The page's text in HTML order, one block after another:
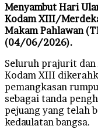
Menyambut Hari
Kodam XIII/
Makam Pahlawan
(04/06/2026).
Seluruh prajurit
Kodam XIII
pemangkasan
sebagai tanda
pejuang yang telah
kedaulatan bangsa.